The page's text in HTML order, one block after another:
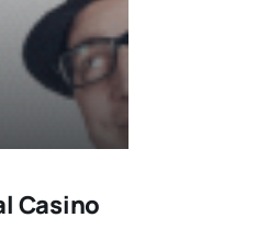
Casino